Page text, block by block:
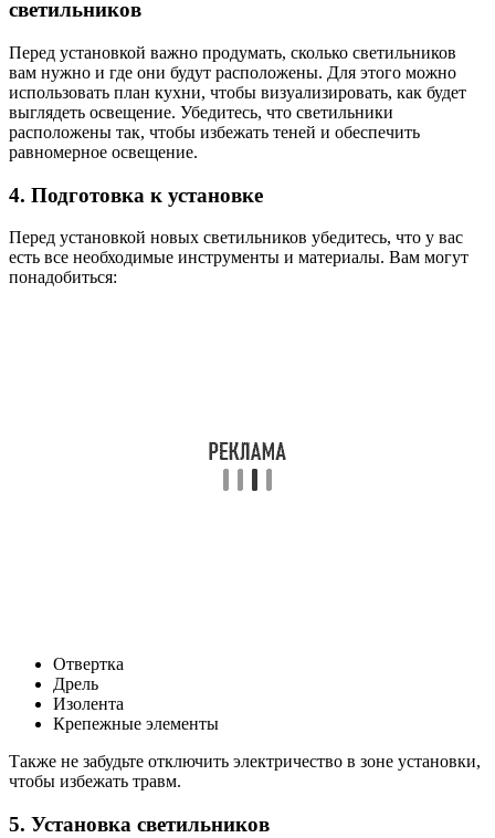
светильников
Перед установкой важно продумать, сколько светильников
вам нужно и где они будут расположены. Для этого можно
использовать план кухни, чтобы визуализировать, как будет
выглядеть освещение. Убедитесь, что светильники
расположены так, чтобы избежать теней и обеспечить
равномерное освещение.
4. Подготовка к установке
Перед установкой новых светильников убедитесь, что у вас
есть все необходимые инструменты и материалы. Вам могут
понадобиться:
Отвертка
Дрель
Изолента
Крепежные элементы
Также не забудьте отключить электричество в зоне установки,
чтобы избежать травм.
5. Установка светильников